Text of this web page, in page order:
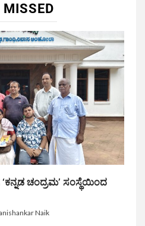
ಚಂದ್ರಮ’ ಸಂಸ್ಥೆಯಿಂದ
Naik